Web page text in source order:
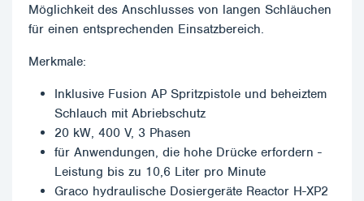
Möglichkeit des Anschlusses von langen Schläuchen
für einen entsprechenden Einsatzbereich.
Merkmale:
Inklusive Fusion AP Spritzpistole und beheiztem
Schlauch mit Abriebschutz
20 kW, 400 V, 3 Phasen
für Anwendungen, die hohe Drücke erfordern -
Leistung bis zu 10,6 Liter pro Minute
Graco hydraulische Dosiergeräte Reactor H-XP2